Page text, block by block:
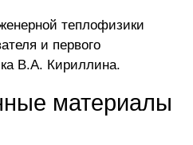
теплофизики
и первого
В.А. Кириллина.
материалы